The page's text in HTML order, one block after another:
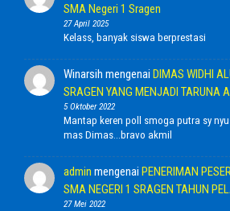
SMA Negeri 1 Sragen
27 April 2025
Kelass, banyak siswa berprestasi
Winarsih mengenai DIMAS WIDHI
SRAGEN YANG MENJADI TARUNA
5 Oktober 2022
Mantap keren poll smoga putra sy
mas Dimas...bravo akmil
admin mengenai PENERIMAN
SMA NEGERI 1 SRAGEN TAHUN
27 Mei 2022